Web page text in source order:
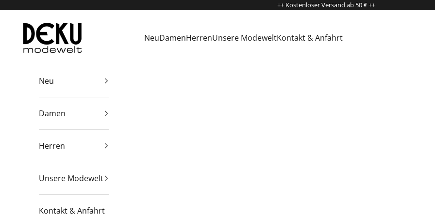
++ Kostenloser Versand ab 50 € ++
Deku Modewelt
NeuDamenHerrenUnsere ModeweltKontakt & Anfahrt
Neu
Damen
Herren
Unsere Modewelt
Kontakt & Anfahrt